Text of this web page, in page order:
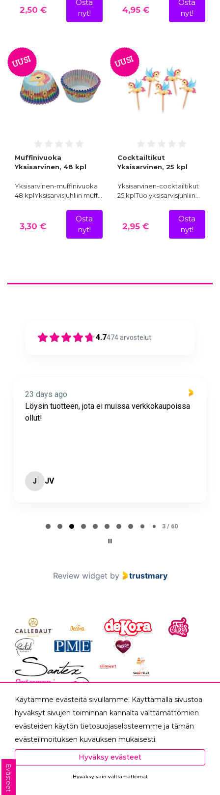
2,50 €
Osta
nyt!
4,95 €
Osta
nyt!
UUSI
Muffinivuoka
Yksisarvinen, 48 kpl
Yksisarvinen-muffinivuoka
48 kplYksisarvisjuhliin muff…
3,30 €
Osta
nyt!
UUSI
Cocktailtikut
Yksisarvinen, 25 kpl
Yksisarvinen-cocktailtikut
25 kplTuo yksisarvisjuhliin…
2,95 €
Osta
nyt!
4.7474arvostelut
23 days ago
Löysin tuotteen, jota ei muissa verkkokaupoissa
ollut!
J JV
3 / 60
Review widget by trustmary
Yhteystiedot
Meistä
Yhteistyökumppanit
Käytämme evästeitä sivullamme. Käyttämällä sivustoa
hyväksyt sivujen toiminnan kannalta välttämättömien
evästeiden käytön tietosuojaselosteemme ja tämän
evästeilmoituksen kuvauksen mukaisesti.
Hyväksyessäsi analytiikka- ja markkinointievästeet
autat meitä mittaamaan ja analysoimaan
verkkosivumme toimintaa ja käyttöä (Analytiikka ja
Hyväksy evästeet
Hyväksy vain välttämättömät
Evästeet